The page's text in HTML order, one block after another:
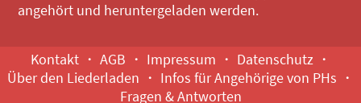
angehört und heruntergeladen werden.
Kontakt AGB Impressum
Datenschutz
Über den Liederladen
Infos für Angehörige von PHs
Fragen & Antworten